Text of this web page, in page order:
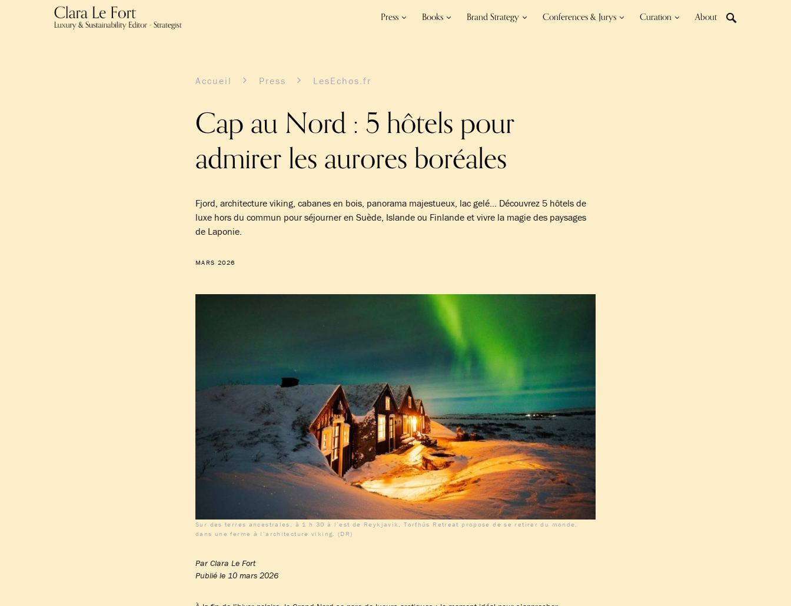
Press Books Brand Strategy Conferences & Jurys Curation About
Accueil Press LesEchos.fr
Cap au Nord : 5 hôtels pour
admirer les aurores boréales
Fjord, architecture viking, cabanes en bois, panorama majestueux, lac gelé… Découvrez 5 hôtels de
luxe hors du commun pour séjourner en Suède, Islande ou Finlande et vivre la magie des paysages
de Laponie.
MARS 2026
Sur des terres ancestrales, à 1 h 30 à l’est de Reykjavik, Torfhús Retreat propose de se retirer du monde,
dans une ferme à l’architecture viking. (DR)
Par Clara Le Fort
Publié le 10 mars 2026